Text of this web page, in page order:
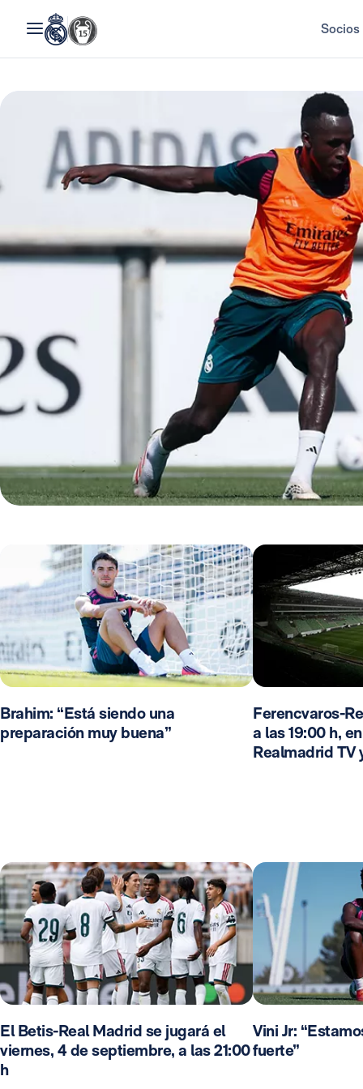
Socios
Brahim: “Está siendo una
preparación muy buena”
Ferencvaros-
a las 19:00 h,
Realmadrid TV
El Betis-Real Madrid se jugará el
viernes, 4 de septiembre, a las 21:00
h
Vini Jr:
fuerte”